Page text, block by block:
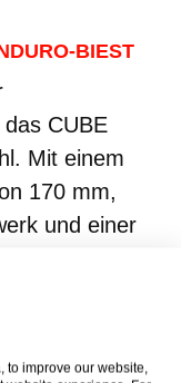
BIEST
CUBE
Mit einem
170 mm,
und einer
Trails
to improve our website,